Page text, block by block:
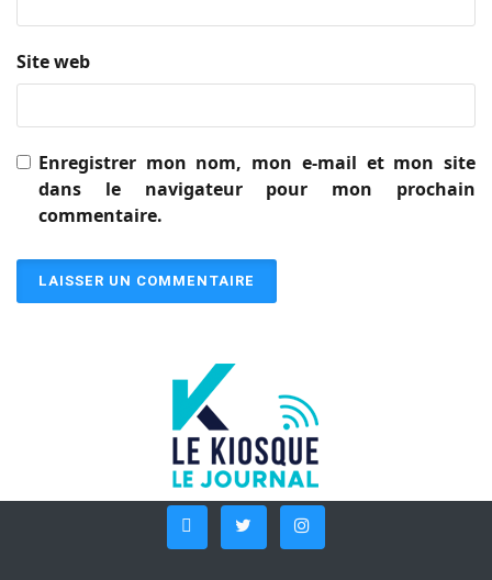
Site web
Enregistrer mon nom, mon e-mail et mon site
dans le navigateur pour mon prochain
commentaire.